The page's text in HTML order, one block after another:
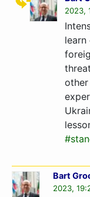
2023,
Bart
2023,